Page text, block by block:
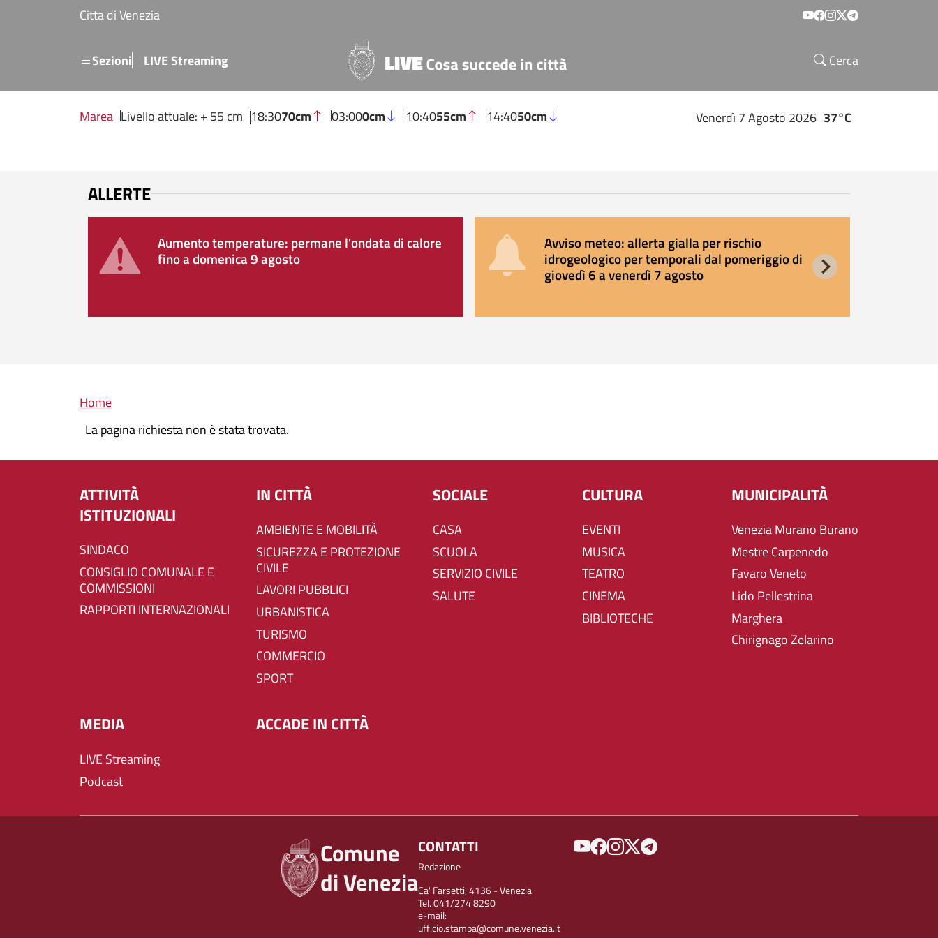
Salta al contenuto principale
Citta di Venezia Social menu
SezioniMenu secondario
LIVE Streaming Cerca
Marea Livello attuale: + 55 cm 18:3070cm 03:000cm 10:4055cm 14:4050cm Venerdì 7 Agosto 2026 37°C
ALLERTE
Aumento temperature: permane l'ondata di calore
fino a domenica 9 agosto
Avviso meteo: allerta gialla per rischio
idrogeologico per temporali dal pomeriggio di
giovedì 6 a venerdì 7 agosto
Briciole di pane
Home
La pagina richiesta non è stata trovata.
ATTIVITÀ
ISTITUZIONALI
SINDACO
CONSIGLIO COMUNALE E
COMMISSIONI
RAPPORTI INTERNAZIONALI
IN CITTÀ
AMBIENTE E MOBILITÀ
SICUREZZA E PROTEZIONE
CIVILE
LAVORI PUBBLICI
URBANISTICA
TURISMO
COMMERCIO
SPORT
SOCIALE
CASA
SCUOLA
SERVIZIO CIVILE
SALUTE
CULTURA
EVENTI
MUSICA
TEATRO
CINEMA
BIBLIOTECHE
MUNICIPALITÀ
Venezia Murano Burano
Mestre Carpenedo
Favaro Veneto
Lido Pellestrina
Marghera
Chirignago Zelarino
MEDIA
LIVE Streaming
Podcast
ACCADE IN CITTÀ
Comune
di Venezia
CONTATTI
Redazione
Ca' Farsetti, 4136 - Venezia
Tel. 041/274 8290
e-mail:
ufficio.stampa@comune.venezia.it
SOCIAL MENU